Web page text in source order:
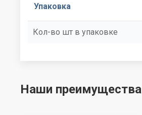
Упаковка
Кол-во шт в упаковке
Наши преимущества